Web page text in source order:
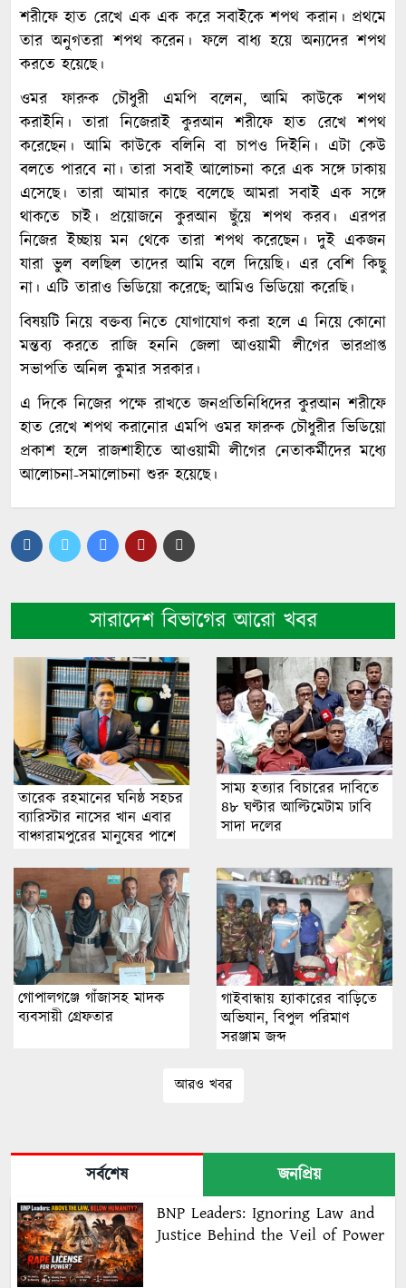
শরীফে হাত রেখে এক এক করে সবাইকে শপথ করান। প্রথমে
তার অনুগতরা শপথ করেন। ফলে বাধ্য হয়ে অন্যদের শপথ
করতে হয়েছে।
ওমর ফারুক চৌধুরী এমপি বলেন, আমি কাউকে শপথ
করাইনি। তারা নিজেরাই কুরআন শরীফে হাত রেখে শপথ
করেছেন। আমি কাউকে বলিনি বা চাপও দিইনি। এটা কেউ
বলতে পারবে না। তারা সবাই আলোচনা করে এক সঙ্গে ঢাকায়
এসেছে। তারা আমার কাছে বলেছে আমরা সবাই এক সঙ্গে
থাকতে চাই। প্রয়োজনে কুরআন ছুঁয়ে শপথ করব। এরপর
নিজের ইচ্ছায় মন থেকে তারা শপথ করেছেন। দুই একজন
যারা ভুল বলছিল তাদের আমি বলে দিয়েছি। এর বেশি কিছু
না। এটি তারাও ভিডিয়ো করেছে; আমিও ভিডিয়ো করেছি।
বিষয়টি নিয়ে বক্তব্য নিতে যোগাযোগ করা হলে এ নিয়ে কোনো
মন্তব্য করতে রাজি হননি জেলা আওয়ামী লীগের ভারপ্রাপ্ত
সভাপতি অনিল কুমার সরকার।
এ দিকে নিজের পক্ষে রাখতে জনপ্রতিনিধিদের কুরআন শরীফে
হাত রেখে শপথ করানোর এমপি ওমর ফারুক চৌধুরীর ভিডিয়ো
প্রকাশ হলে রাজশাহীতে আওয়ামী লীগের নেতাকর্মীদের মধ্যে
আলোচনা-সমালোচনা শুরু হয়েছে।
সারাদেশ বিভাগের আরো খবর
তারেক রহমানের ঘনিষ্ঠ সহচর
ব্যারিস্টার নাসের খান এবার
বাঞ্চারামপুরের মানুষের পাশে
সাম্য হত্যার বিচারের দা‌বি‌তে
৪৮ ঘণ্টার আ‌ল্টি‌মেটাম ঢাবি
সাদা দ‌লের
গোপালগঞ্জে গাঁজাসহ মাদক
ব্যবসায়ী গ্রেফতার
গাইবান্ধায় হ্যাকারের বাড়িতে
অভিযান, বিপুল পরিমাণ
সরঞ্জাম জব্দ
আরও খবর
সর্বশেষ
জনপ্রিয়
BNP Leaders: Ignoring Law and
Justice Behind the Veil of Power